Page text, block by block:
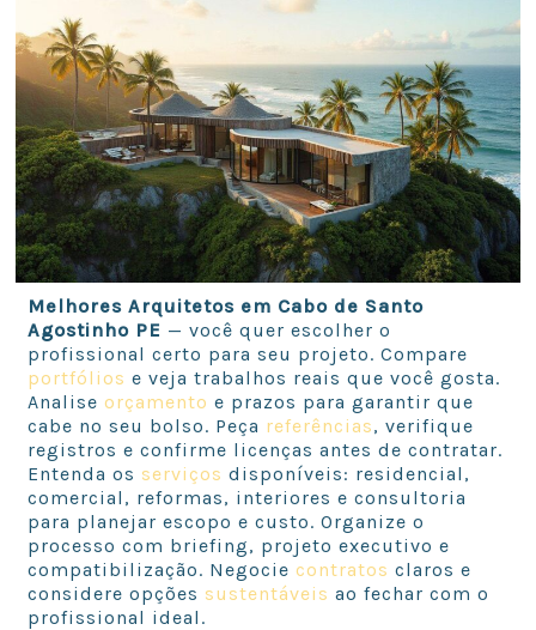
Melhores Arquitetos em Cabo de Santo
Agostinho PE — você quer escolher o
profissional certo para seu projeto. Compare
portfólios e veja trabalhos reais que você gosta.
Analise orçamento e prazos para garantir que
cabe no seu bolso. Peça referências, verifique
registros e confirme licenças antes de contratar.
Entenda os serviços disponíveis: residencial,
comercial, reformas, interiores e consultoria
para planejar escopo e custo. Organize o
processo com briefing, projeto executivo e
compatibilização. Negocie contratos claros e
considere opções sustentáveis ao fechar com o
profissional ideal.